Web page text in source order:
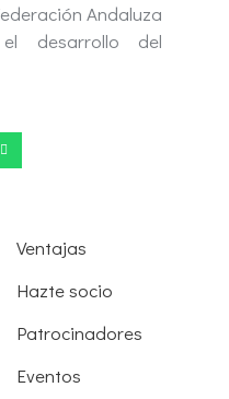
Andaluza
desarrollo del
Ventajas
Hazte socio
Patrocinadores
Eventos